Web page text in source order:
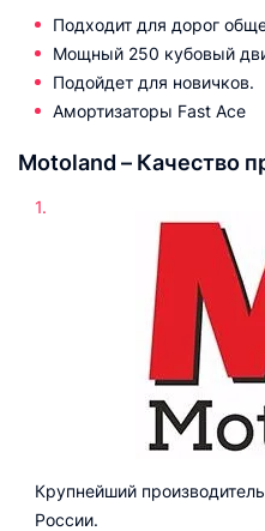
Подходит для дорог
Мощный 250 кубовый
Подойдет для новичков.
Амортизаторы Fast Ace
Motoland – Качество
Крупнейший
России.